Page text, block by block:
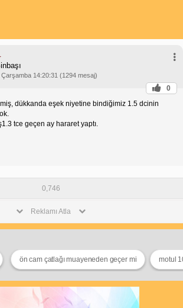
Çarşamba 14:20:31 (1294 mesaj)
0
dükkanda eşek niyetine bindiğimiz 1.5 dcinin
tce geçen ay hararet yaptı.
0,746
Reklamı Atla
ön cam çatlağı muayeneden geçer mi motul